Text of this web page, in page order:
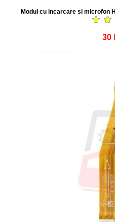
Modul cu incarcare si microfon
30